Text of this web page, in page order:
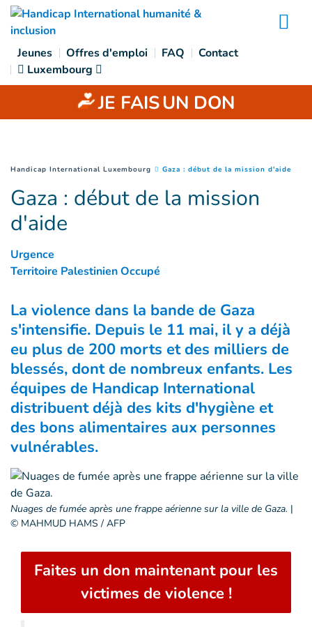
Accès direct au contenu
Jeunes Offres d'emploi FAQ
Contact
Luxembourg
JE FAISUN DON
You are here :
Handicap International Luxembourg Gaza : début de la mission d'aide
Gaza : début de la mission
d'aide
Urgence
Territoire Palestinien Occupé
La violence dans la bande de Gaza
s'intensifie. Depuis le 11 mai, il y a déjà
eu plus de 200 morts et des milliers de
blessés, dont de nombreux enfants. Les
équipes de Handicap International
distribuent déjà des kits d'hygiène et
des bons alimentaires aux personnes
vulnérables.
Nuages de fumée après une frappe aérienne sur la ville de Gaza. |
© MAHMUD HAMS / AFP
Faites un don maintenant pour les
victimes de violence !